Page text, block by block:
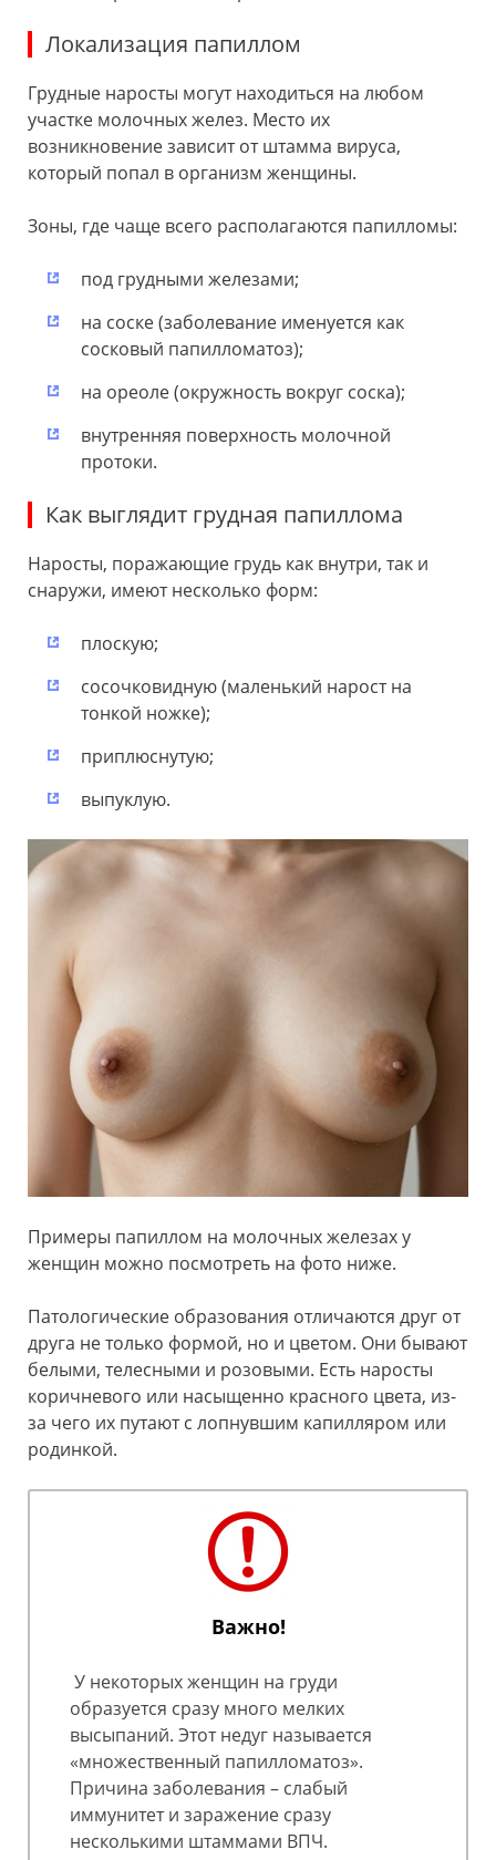
Локализация папиллом
Грудные наросты могут находиться на любом
участке молочных желез. Место их
возникновение зависит от штамма вируса,
который попал в организм женщины.
Зоны, где чаще всего располагаются папилломы:
под грудными железами;
на соске (заболевание именуется как
сосковый папилломатоз);
на ореоле (окружность вокруг соска);
внутренняя поверхность молочной
протоки.
Как выглядит грудная папиллома
Наросты, поражающие грудь как внутри, так и
снаружи, имеют несколько форм:
плоскую;
сосочковидную (маленький нарост на
тонкой ножке);
приплюснутую;
выпуклую.
Примеры папиллом на молочных железах у
женщин можно посмотреть на фото ниже.
Патологические образования отличаются друг от
друга не только формой, но и цветом. Они бывают
белыми, телесными и розовыми. Есть наросты
коричневого или насыщенно красного цвета, из-
за чего их путают с лопнувшим капилляром или
родинкой.
Важно!
У некоторых женщин на груди
образуется сразу много мелких
высыпаний. Этот недуг называется
«множественный папилломатоз».
Причина заболевания – слабый
иммунитет и заражение сразу
несколькими штаммами ВПЧ.